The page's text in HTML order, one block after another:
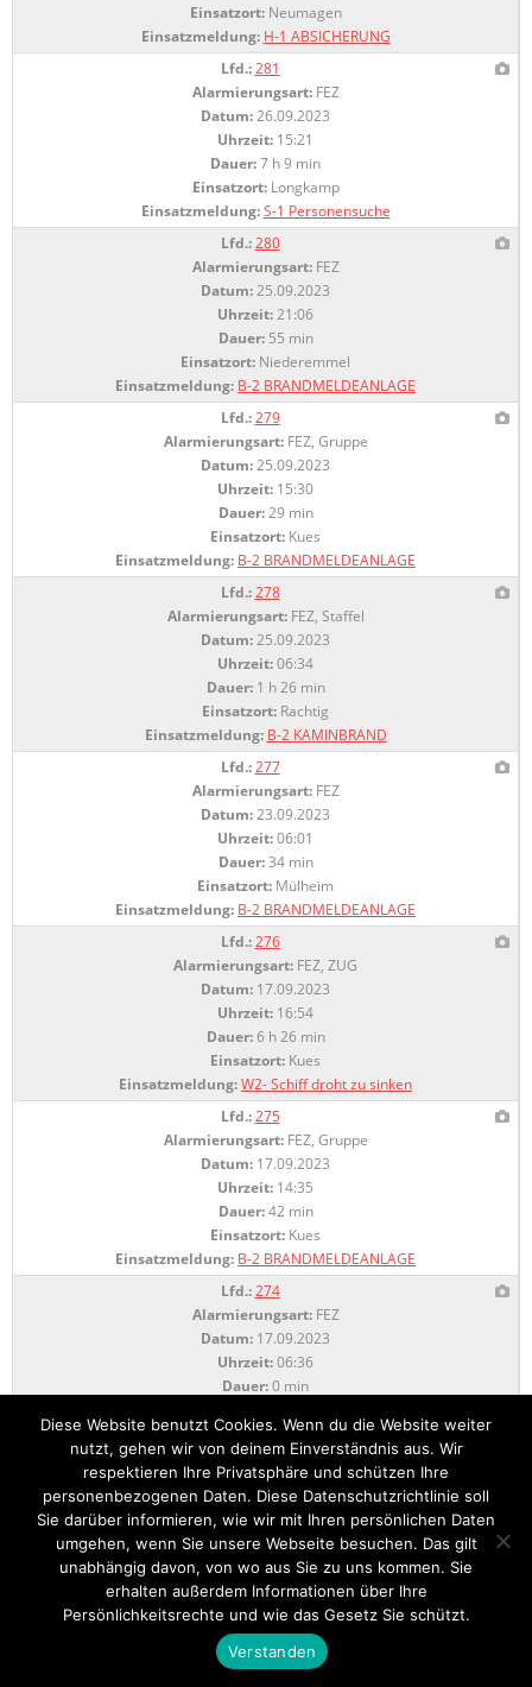
Einsatzort:Neumagen
Einsatzmeldung: H-1 ABSICHERUNG
Lfd.: 281
Alarmierungsart:FEZ
Datum:26.09.2023
Uhrzeit: 15:21
Dauer:7 h 9 min
Einsatzort:Longkamp
Einsatzmeldung: S-1 Personensuche
Lfd.: 280
Alarmierungsart:FEZ
Datum:25.09.2023
Uhrzeit:21:06
Dauer:55 min
Einsatzort: Niederemmel
Einsatzmeldung: B-2 BRANDMELDEANLAGE
Lfd.: 279
Alarmierungsart:FEZ, Gruppe
Datum:25.09.2023
Uhrzeit: 15:30
Dauer:29 min
Einsatzort: Kues
Einsatzmeldung: B-2 BRANDMELDEANLAGE
Lfd.: 278
Alarmierungsart:FEZ, Staffel
Datum:25.09.2023
Uhrzeit:06:34
Dauer:1 h 26 min
Einsatzort: Rachtig
Einsatzmeldung: B-2 KAMINBRAND
Lfd.: 277
Alarmierungsart:FEZ
Datum:23.09.2023
Uhrzeit:06:01
Dauer:34 min
Einsatzort: Mülheim
Einsatzmeldung: B-2 BRANDMELDEANLAGE
Lfd.: 276
Alarmierungsart: FEZ, ZUG
Datum: 17.09.2023
Uhrzeit: 16:54
Dauer:6 h 26 min
Einsatzort: Kues
Einsatzmeldung:W2- Schiff droht zu sinken
Lfd.: 275
Alarmierungsart:FEZ, Gruppe
Datum: 17.09.2023
Uhrzeit: 14:35
Dauer:42 min
Einsatzort: Kues
Einsatzmeldung: B-2 BRANDMELDEANLAGE
Lfd.: 274
Alarmierungsart:FEZ
Datum: 17.09.2023
Uhrzeit:06:36
Dauer:0 min
Einsatzmeldung:S1.01 – Sonderlage
Lfd.: 273
Alarmierungsart:FEZ
Datum: 16.09.2023
Uhrzeit:21:59
Dauer: 46 min
Einsatzort:Noviand
Einsatzmeldung: B1 – BSW
Lfd.:272
Alarmierungsart:FEZ, Staffel
Diese Website benutzt Cookies. Wenn du die Website weiter
nutzt, gehen wir von deinem Einverständnis aus. Wir
respektieren Ihre Privatsphäre und schützen Ihre
personenbezogenen Daten. Diese Datenschutzrichtlinie soll
Sie darüber informieren, wie wir mit Ihren persönlichen Daten
umgehen, wenn Sie unsere Webseite besuchen. Das gilt
unabhängig davon, von wo aus Sie zu uns kommen. Sie
erhalten außerdem Informationen über Ihre
Persönlichkeitsrechte und wie das Gesetz Sie schützt.
Verstanden